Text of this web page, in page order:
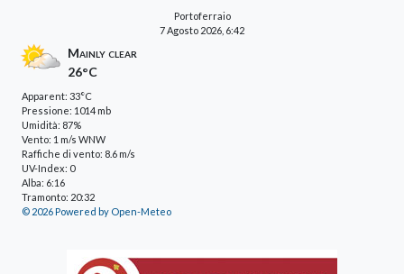
Portoferraio
7 Agosto 2026, 6:42
Mainly clear
26°C
Apparent: 33°C
Pressione: 1014 mb
Umidità: 87%
Vento: 1 m/s WNW
Raffiche di vento: 8.6 m/s
UV-Index: 0
Alba: 6:16
Tramonto: 20:32
© 2026 Powered by Open-Meteo